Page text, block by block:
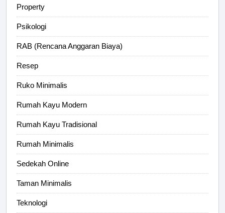
Property
Psikologi
RAB (Rencana Anggaran Biaya)
Resep
Ruko Minimalis
Rumah Kayu Modern
Rumah Kayu Tradisional
Rumah Minimalis
Sedekah Online
Taman Minimalis
Teknologi